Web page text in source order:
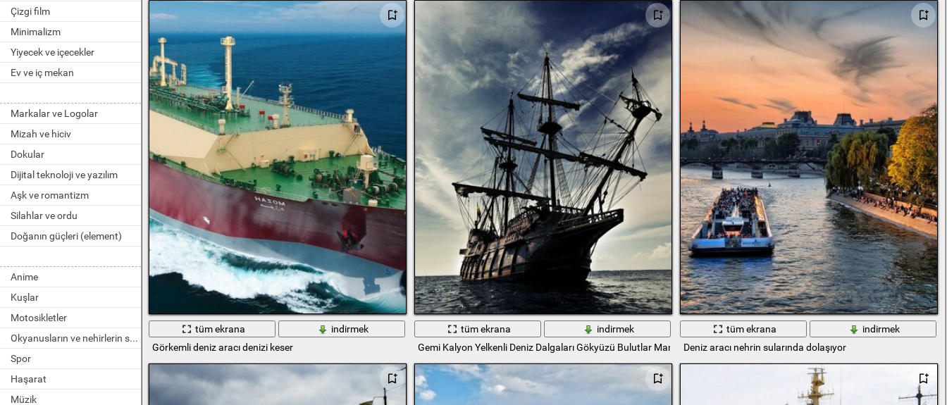
Çizgi film
Minimalizm
Yiyecek ve içecekler
Ev ve iç mekan
Markalar ve Logolar
Mizah ve hiciv
Dokular
Dijital teknoloji ve yazılım
Aşk ve romantizm
Silahlar ve ordu
Doğanın güçleri (element)
Anime
Kuşlar
Motosikletler
Okyanusların ve nehirlerin sakinleri
Spor
Haşarat
Müzik
tüm ekrana
indirmek
Görkemli deniz aracı denizi keser
tüm ekrana
indirmek
Gemi Kalyon Yelkenli Deniz Dalgaları Gökyüzü Bulutlar Manzara
tüm ekrana
indirmek
Deniz aracı nehrin sularında dolaşıyor